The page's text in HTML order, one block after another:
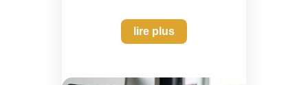
lire plus